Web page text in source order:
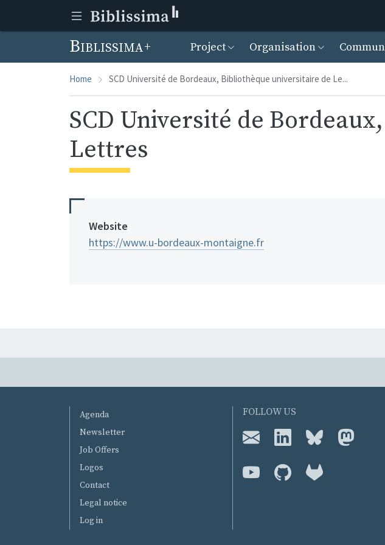
Biblissima Menu principal
Project Organisation
Home SCD Université de Bordeaux, Bibliothèque universitaire de Le...
SCD Université de
Lettres
Website
https://www.u-bordeaux-montaigne.fr
MENU PIED DE PAGE
Agenda
Newsletter
Job Offers
Logos
Contact
Legal notice
Log in
FOLLOW US